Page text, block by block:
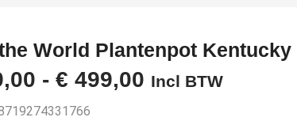
World Plantenpot Kentucky
- € 499,00 Incl BTW